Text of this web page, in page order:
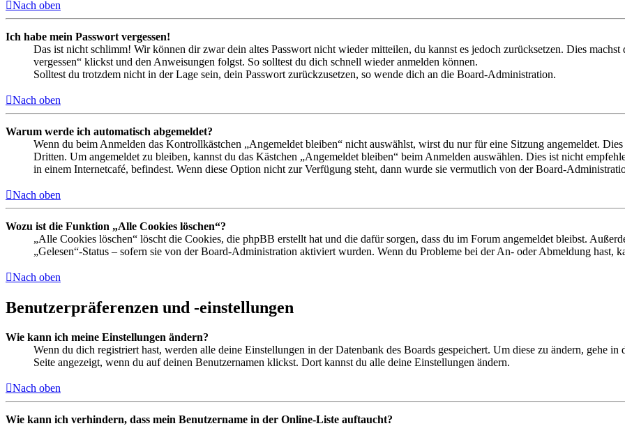
Nach oben
Ich habe mein Passwort vergessen!
Das ist nicht schlimm! Wir können dir zwar dein altes Passwort nicht wieder mitteilen, du kannst es jedoch zurücksetzen. Dies
vergessen“ klickst und den Anweisungen folgst. So solltest du dich schnell wieder anmelden können.
Solltest du trotzdem nicht in der Lage sein, dein Passwort zurückzusetzen, so wende dich an die Board-Administration.
Nach oben
Warum werde ich automatisch abgemeldet?
Wenn du beim Anmelden das Kontrollkästchen „Angemeldet bleiben“ nicht auswählst, wirst du nur für eine Sitzung angemeldet.
Dritten. Um angemeldet zu bleiben, kannst du das Kästchen „Angemeldet bleiben“ beim Anmelden auswählen. Dies ist nicht
in einem Internetcafé, befindest. Wenn diese Option nicht zur Verfügung steht, dann wurde sie vermutlich von der Board-
Nach oben
Wozu ist die Funktion „Alle Cookies löschen“?
„Alle Cookies löschen“ löscht die Cookies, die phpBB erstellt hat und die dafür sorgen, dass du im Forum angemeldet bleibst.
„Gelesen“-Status – sofern sie von der Board-Administration aktiviert wurden. Wenn du Probleme bei der An- oder Abmeldung hast,
Nach oben
Benutzerpräferenzen und -einstellungen
Wie kann ich meine Einstellungen ändern?
Wenn du dich registriert hast, werden alle deine Einstellungen in der Datenbank des Boards gespeichert. Um diese zu ändern, gehe
Seite angezeigt, wenn du auf deinen Benutzernamen klickst. Dort kannst du alle deine Einstellungen ändern.
Nach oben
Wie kann ich verhindern, dass mein Benutzername in der Online-Liste auftaucht?